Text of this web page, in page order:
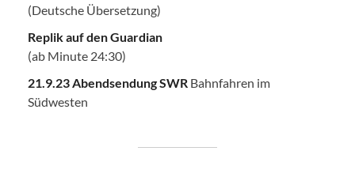
(Deutsche Übersetzung)
Replik auf den Guardian
(ab Minute 24:30)
21.9.23 Abendsendung SWR Bahnfahren im
Südwesten